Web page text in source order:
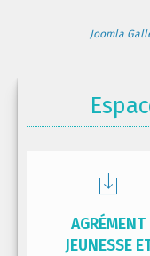
Joomla
AGRÉMENT
JEUNESSE